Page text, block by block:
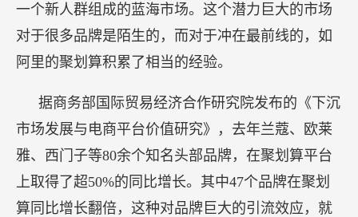
一个新人群组成的蓝海市场。这个潜力巨大的市场
对于很多品牌是陌生的，而对于冲在最前线的，如
阿里的聚划算积累了相当的经验。
据商务部国际贸易经济合作研究院发布的《下沉
市场发展与电商平台价值研究》，去年兰蔻、欧莱
雅、西门子等80余个知名头部品牌，在聚划算平台
上取得了超50%的同比增长。其中47个品牌在聚划
算同比增长翻倍，这种对品牌巨大的引流效应，就